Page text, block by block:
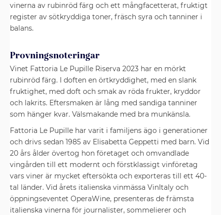
vinerna av rubinröd färg och ett mångfacetterat, fruktigt
register av sötkryddiga toner, fräsch syra och tanniner i
balans.
Provningsnoteringar
Vinet Fattoria Le Pupille Riserva 2023 har en mörkt
rubinröd färg. I doften en örtkryddighet, med en slank
fruktighet, med doft och smak av röda frukter, kryddor
och lakrits. Eftersmaken är lång med sandiga tanniner
som hänger kvar. Välsmakande med bra munkänsla.
Fattoria Le Pupille har varit i familjens ägo i generationer
och drivs sedan 1985 av Elisabetta Geppetti med barn. Vid
20 års ålder övertog hon företaget och omvandlade
vingården till ett modernt och förstklassigt vinföretag
vars viner är mycket eftersökta och exporteras till ett 40-
tal länder. Vid årets italienska vinmässa VinItaly och
öppningseventet OperaWine, presenteras de främsta
italienska vinerna för journalister, sommelierer och